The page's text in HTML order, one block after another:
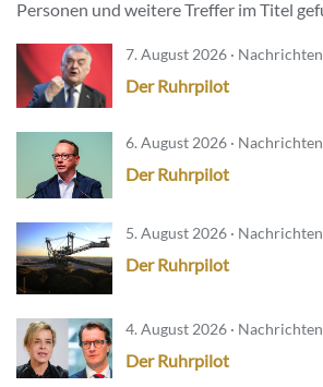
Personen und weitere Treffer im Titel
7. August 2026 · Nachrichten
Der Ruhrpilot
6. August 2026 · Nachrichten
Der Ruhrpilot
5. August 2026 · Nachrichten
Der Ruhrpilot
4. August 2026 · Nachrichten
Der Ruhrpilot